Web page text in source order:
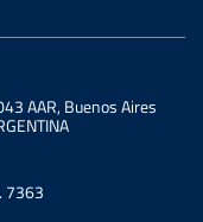
AAR, Buenos Aires
7363